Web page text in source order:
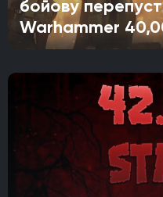
бойову
Warhammer